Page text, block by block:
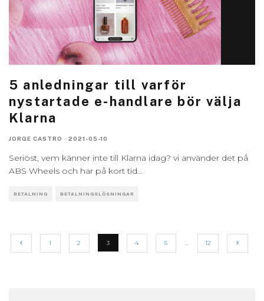
5 anledningar till varför
nystartade e-handlare bör välja
Klarna
JORGE CASTRO · 2021-05-10
Seriöst, vem känner inte till Klarna idag? vi använder det på
ABS Wheels och har på kort tid...
BETALNING BETALNINGSLÖSNINGAR
1 2 3 4 5 … 12